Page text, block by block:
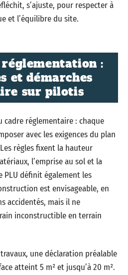
s’ajuste, pour respecter à
et l’équilibre du site.
:
et démarches
sur pilotis
cadre réglementaire : chaque
avec les exigences du plan
règles fixent la hauteur
l’emprise au sol et la
PLU définit également les
est envisageable, en
accidentés, mais il ne
inconstructible en terrain
une déclaration préalable
atteint 5 m² et jusqu’à 20 m².